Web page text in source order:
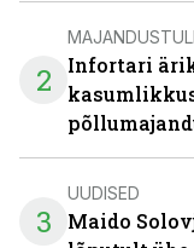
2
Infortari
3
UUDISED
Maido